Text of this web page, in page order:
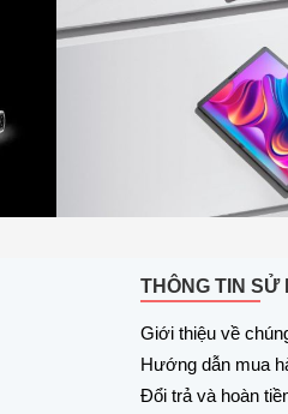
game
THÔNG TIN SỬ
Giới thiệu về
Hướng dẫn mua
Đổi trả và hoàn